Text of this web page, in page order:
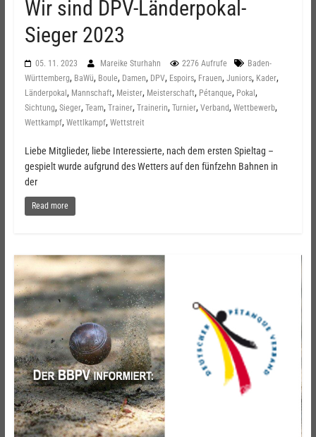
Wir sind DPV-Länderpokal-
Sieger 2023
05. 11. 2023 Mareike Sturhahn 2276 Aufrufe
Baden-
Württemberg, BaWü, Boule, Damen, DPV, Espoirs, Frauen, Juniors, Kader,
Länderpokal , Mannschaft, Meister, Meisterschaft, Pétanque, Pokal ,
Sichtung, Sieger, Team, Trainer, Trainerin, Turnier, Verband, Wettbewerb,
Wettkampf, Wettlkampf, Wettstreit
Liebe Mitglieder, liebe Interessierte, nach dem ersten Spieltag –
gespielt wurde aufgrund des Wetters auf den fünfzehn Bahnen in
der
Read more